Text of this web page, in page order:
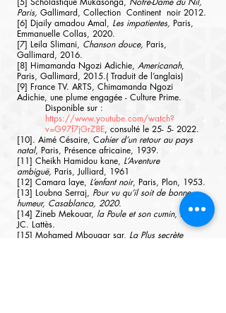
Paris, Gallimard, Collection  Continent  noir 2012.
[6] Djaily amadou Amal, Les impatientes, Paris,
Emmanuelle Collas, 2020.
[7] Leila Slimani, Chanson douce, Paris,
Gallimard, 2016.
[8] Himamanda Ngozi Adichie, Americanah,
Paris, Gallimard, 2015.( Traduit de l’anglais)
[9] France TV. ARTS, Chimamanda Ngozi
Adichie, une plume engagée - Culture Prime.
Disponible sur :
https://www.youtube.com/watch?
v=G97f7jGrZ8E, consulté le 25- 5- 2022.
[10]. Aimé Césaire, Cahier d’un retour au pays
natal, Paris, Présence africaine, 1939.
[11] Cheikh Hamidou kane, L’Aventure
ambiguë, Paris, Julliard, 1961
[12] Camara laye, L’enfant noir, Paris, Plon, 1953.
[13] Loubna Serraj, Pour vu qu’il soit de bonne
humeur, Casablanca, 2020.
[14] Zineb Mekouar, la Poule et son cumin, Paris,
JC. Lattès.
[15] Mohamed Mbougar sar, La Plus secrète